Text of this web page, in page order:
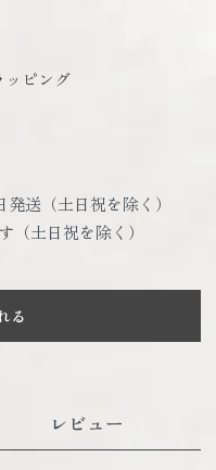
ッピング
送（土日祝を除く）
（土日祝を除く）
る
レビュー